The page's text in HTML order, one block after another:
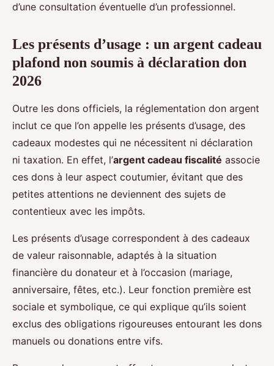
d’une consultation éventuelle d’un professionnel.
Les présents d’usage : un argent cadeau
plafond non soumis à déclaration don
2026
Outre les dons officiels, la réglementation don argent
inclut ce que l’on appelle les présents d’usage, des
cadeaux modestes qui ne nécessitent ni déclaration
ni taxation. En effet, l’argent cadeau fiscalité associe
ces dons à leur aspect coutumier, évitant que des
petites attentions ne deviennent des sujets de
contentieux avec les impôts.
Les présents d’usage correspondent à des cadeaux
de valeur raisonnable, adaptés à la situation
financière du donateur et à l’occasion (mariage,
anniversaire, fêtes, etc.). Leur fonction première est
sociale et symbolique, ce qui explique qu’ils soient
exclus des obligations rigoureuses entourant les dons
manuels ou donations entre vifs.